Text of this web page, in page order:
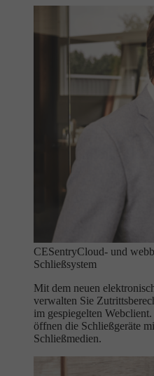
CESentryCloud- und
Schließsystem
Mit dem neuen
verwalten Sie
im gespiegelten
öffnen die Schließgeräte
Schließmedien.